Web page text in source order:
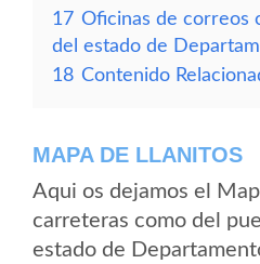
17 Oficinas de correos
del estado de
18 Contenido
MAPA DE LLANITOS
Aqui os dejamos el
carreteras como del
estado de